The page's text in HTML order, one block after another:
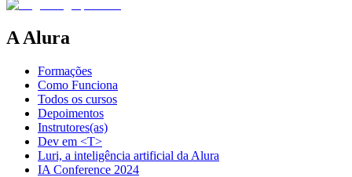
A Alura
Formações
Como Funciona
Todos os cursos
Depoimentos
Instrutores(as)
Dev em <T>
Luri, a inteligência artificial da Alura
IA Conference 2024